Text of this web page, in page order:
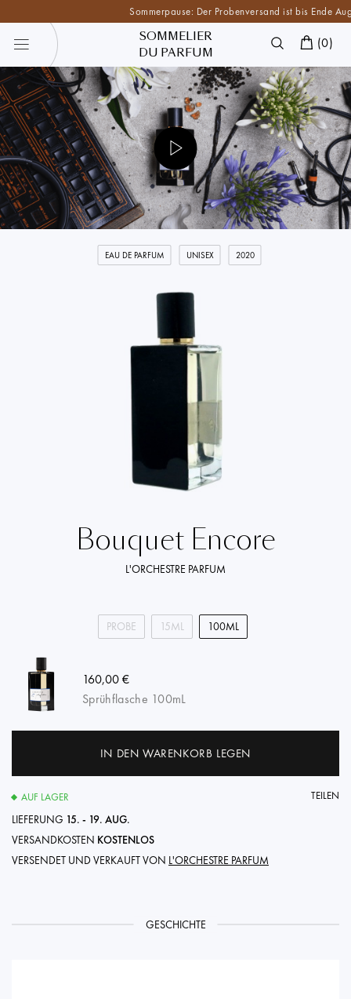
Sommerpause: Der Probenversand ist bis Ende
SOMMELIER
DU PARFUM
(0)
EAU DE PARFUM UNISEX 2020
Bouquet Encore
L'ORCHESTRE PARFUM
PROBE 15ML 100ML
160,00 €
Sprühflasche 100mL
IN DEN WARENKORB LEGEN
AUF LAGER TEILEN
LIEFERUNG 15. - 19. AUG.
VERSANDKOSTEN KOSTENLOS
VERSENDET UND VERKAUFT VON L'ORCHESTRE PARFUM
GESCHICHTE